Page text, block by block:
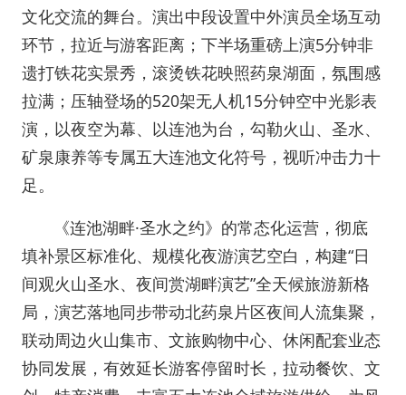
文化交流的舞台。演出中段设置中外演员全场互动
环节，拉近与游客距离；下半场重磅上演5分钟非
遗打铁花实景秀，滚烫铁花映照药泉湖面，氛围感
拉满；压轴登场的520架无人机15分钟空中光影表
演，以夜空为幕、以连池为台，勾勒火山、圣水、
矿泉康养等专属五大连池文化符号，视听冲击力十
足。
《连池湖畔·圣水之约》的常态化运营，彻底
填补景区标准化、规模化夜游演艺空白，构建“日
间观火山圣水、夜间赏湖畔演艺”全天候旅游新格
局，演艺落地同步带动北药泉片区夜间人流集聚，
联动周边火山集市、文旅购物中心、休闲配套业态
协同发展，有效延长游客停留时长，拉动餐饮、文